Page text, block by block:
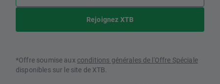
Rejoignez XTB
*Offre soumise aux conditions générales de l'Offre Spéciale
disponibles sur le site de XTB.